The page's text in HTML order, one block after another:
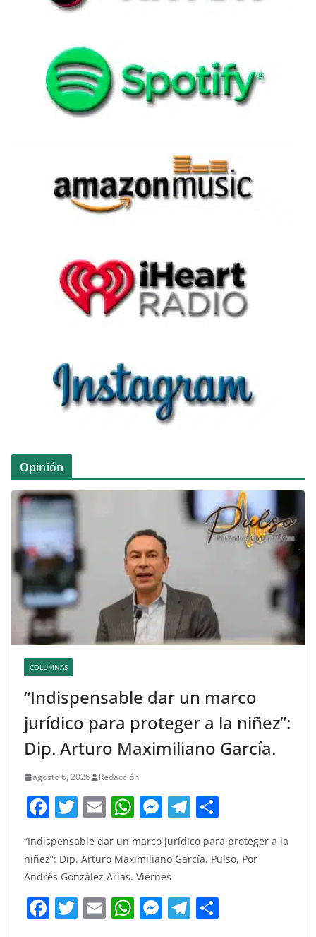
Opinión
COLUMNAS
“Indispensable dar un marco
jurídico para proteger a la niñez”:
Dip. Arturo Maximiliano García.
agosto 6, 2026 Redacción
F
c
e
b
o
T
w
itt
er
E
ai
l
W
at
s
A
p
M
e
ss
e
n
g
T
e
a
m
m
“Indispensable dar un marco jurídico para proteger a la
niñez”: Dip. Arturo Maximiliano García. Pulso, Por
Andrés González Arias. Viernes
F T E W M T